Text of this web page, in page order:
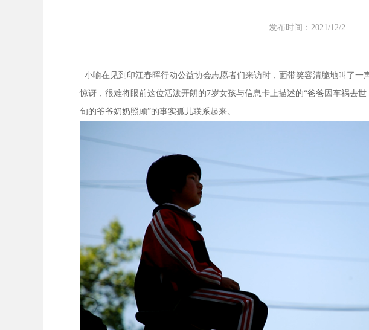
发布时间：2021/12/2
小喻在见到印江春晖行动公益协会志愿者们来访时，面带笑容清脆地叫了一
惊讶，很难将眼前这位活泼开朗的7岁女孩与信息卡上描述的“爸爸因车祸去
旬的爷爷奶奶照顾”的事实孤儿联系起来。